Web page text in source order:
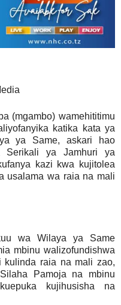
(mgambo) wamehititimu
katika kata ya
ya Same, askari hao
Serikali ya Jamhuri ya
kazi kwa kujitolea
usalama wa raia na mali
wa Wilaya ya Same
mbinu walizofundishwa
kulinda raia na mali zao,
Pamoja na mbinu
kujihusisha na